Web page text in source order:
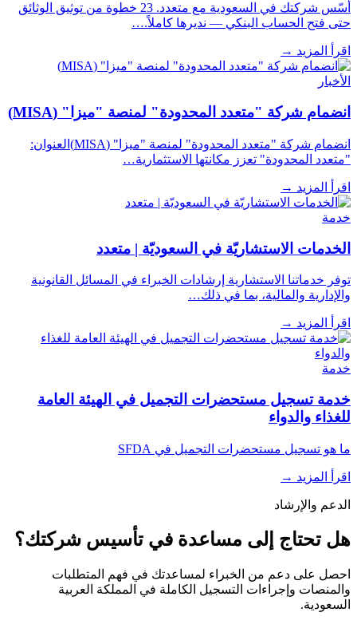
أسّس شركتك في السعودية مع متعدد. 23 خطوة من توثيق الوثائق
حتى فتح الحساب البنكي — نديرها كاملاً.…
اقرأ المزيد →
الأخبار
انضمام شركة "متعدد المحدودة" لمنصة "ميزا" (MISA)
انضمام شركة "متعدد المحدودة" لمنصة "ميزا" (MISA)العنوان:
"متعدد المحدودة" تعزز مكانتها الاستثمارية…
اقرأ المزيد →
خدمة
الخدمات الاستشاريّة في السعوديّة | متعدد
توفر خدماتنا الاستشارية إرشادات الخبراء في المسائل القانونية
والإدارية والمالية، بما في ذلك…
اقرأ المزيد →
خدمة
خدمة تسجيل مستحضرات التجميل في الهيئة العامة
للغذاء والدواء
ما هو تسجيل مستحضرات التجميل في SFDA
اقرأ المزيد →
الدعم والإرشاد
هل تحتاج إلى مساعدة في تأسيس شركتك؟
احصل على دعم من الخبراء لمساعدتك في فهم المتطلبات
والمنصات وإجراءات التسجيل الكاملة في المملكة العربية
السعودية.